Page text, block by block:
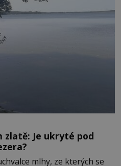
zlatě: Je ukryté pod
mlhy, ze kterých se